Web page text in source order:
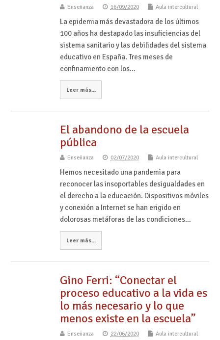
Enseñanza 16/09/2020 Aula intercultural
La epidemia más devastadora de los últimos
100 años ha destapado las insuficiencias del
sistema sanitario y las debilidades del sistema
educativo en España. Tres meses de
confinamiento con los…
Leer más...
El abandono de la escuela
pública
Enseñanza 02/07/2020 Aula intercultural
Hemos necesitado una pandemia para
reconocer las insoportables desigualdades en
el derecho a la educación. Dispositivos móviles
y conexión a Internet se han erigido en
dolorosas metáforas de las condiciones…
Leer más...
Gino Ferri: “Conectar el
proceso educativo a la vida es
lo más necesario y lo que
menos existe en la escuela”
Enseñanza 22/06/2020 Aula intercultural